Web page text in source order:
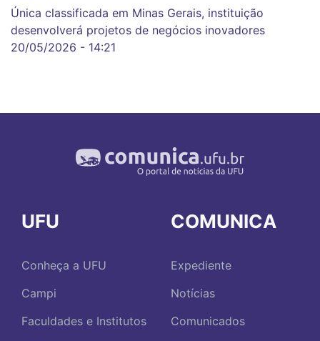
Única classificada em Minas Gerais, instituição
desenvolverá projetos de negócios inovadores
20/05/2026 - 14:21
UFU
Conheça a UFU
Campi
Faculdades e Institutos
COMUNICA
Expediente
Notícias
Comunicados